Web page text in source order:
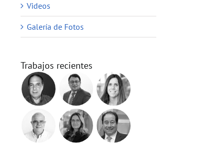
Videos
Galería de Fotos
Trabajos recientes